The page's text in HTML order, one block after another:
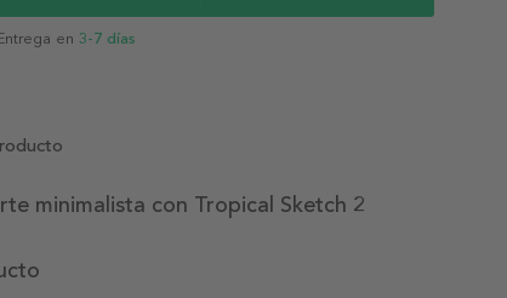
en 3-7 días
minimalista con Tropical Sketch 2